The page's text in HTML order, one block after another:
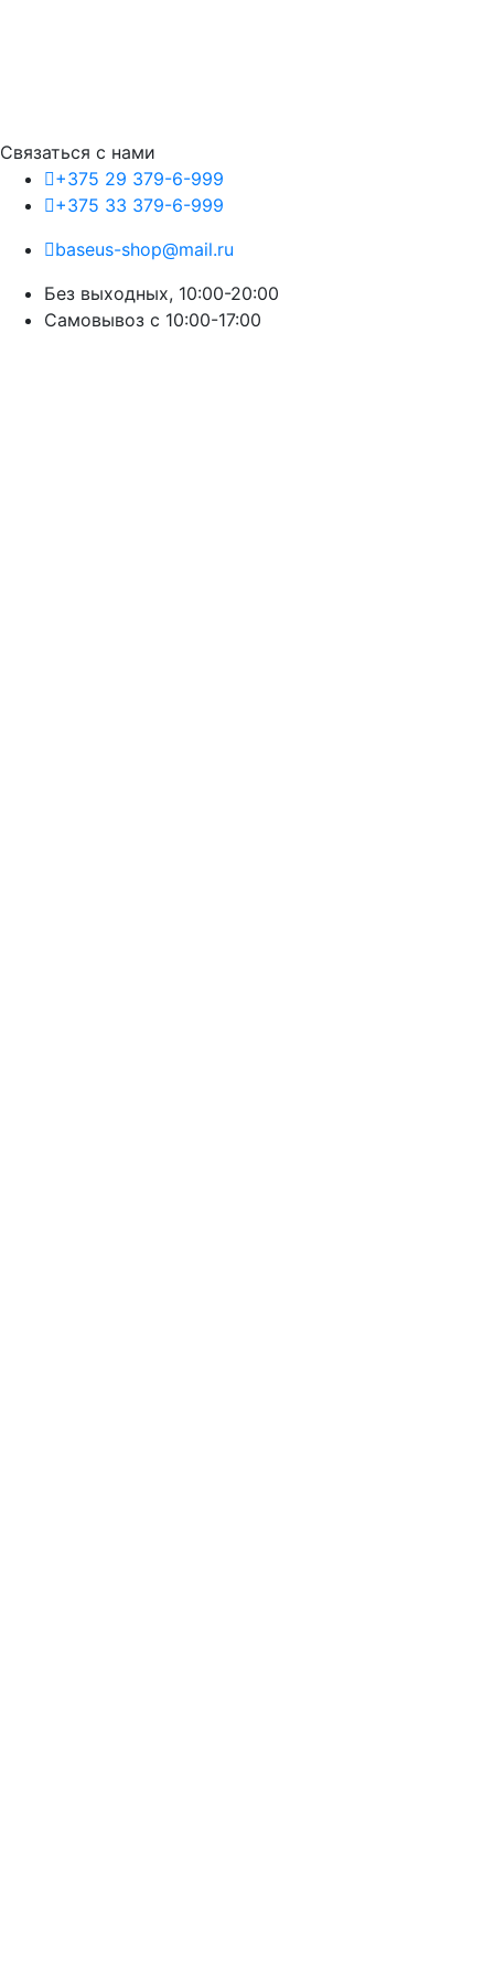
Связаться с нами
+375 29 379-6-999
+375 33 379-6-999
baseus-shop@mail.ru
Без выходных, 10:00-20:00
Cамовывоз с 10:00-17:00